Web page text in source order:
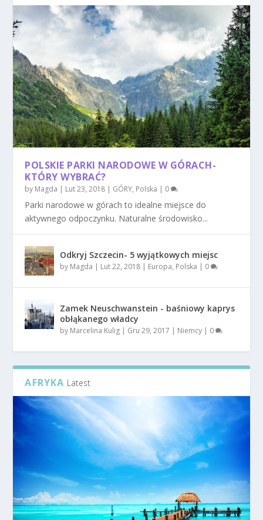
POLSKIE PARKI NARODOWE W GÓRACH-
KTÓRY WYBRAĆ?
by Magda | Lut 23, 2018 | GÓRY, Polska | 0
Parki narodowe w górach to idealne miejsce do
aktywnego odpoczynku. Naturalne środowisko...
Odkryj Szczecin- 5 wyjątkowych miejsc
by Magda | Lut 22, 2018 | Europa, Polska | 0
Zamek Neuschwanstein - baśniowy kaprys
obłąkanego władcy
by Marcelina Kulig | Gru 29, 2017 | Niemcy | 0
AFRYKA Latest